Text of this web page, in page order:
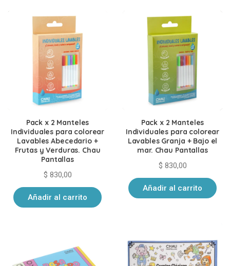
Pack x 2 Manteles
Individuales para colorear
Lavables Abecedario +
Frutas y Verduras. Chau
Pantallas
$ 830,00
Añadir al carrito
Pack x 2 Manteles
Individuales para colorear
Lavables Granja + Bajo el
mar. Chau Pantallas
$ 830,00
Añadir al carrito